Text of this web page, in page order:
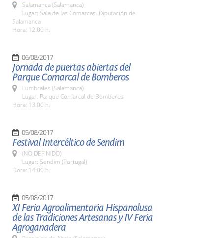
Salamanca (Salamanca)
Lugar: Sala de las Comarcas. Diputación de
Salamanca
Hora: 12:00 h.
06/08/2017
Jornada de puertas abiertas del
Parque Comarcal de Bomberos
Lumbrales (Salamanca)
Lugar: Parque Comarcal de Bomberos
Hora: 13:00 h.
05/08/2017
Festival Intercéltico de Sendim
(NO DEFINIDO)
Lugar: Sendim (Portugal)
Hora: 14:00 h.
05/08/2017
XI Feria Agroalimentaria Hispanolusa
de las Tradiciones Artesanas y IV Feria
Agroganadera